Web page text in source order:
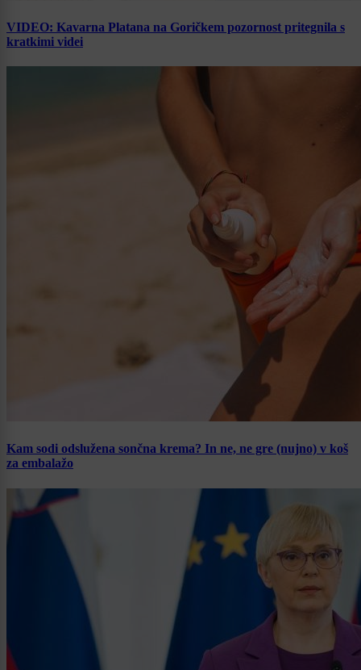
VIDEO: Kavarna Platana na Goričkem pozornost pritegnila s
kratkimi videi
Kam sodi odslužena sončna krema? In ne, ne gre (nujno) v koš
za embalažo